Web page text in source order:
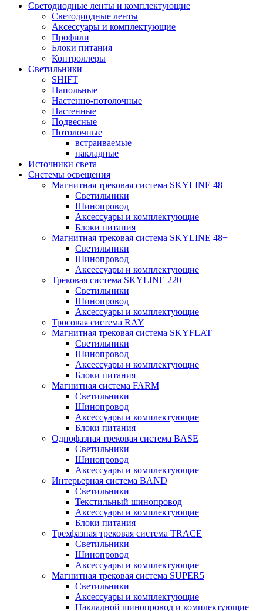
Светодиодные ленты и комплектующие
Светодиодные ленты
Аксессуары и комплектующие
Профили
Блоки питания
Контроллеры
Светильники
SHIFT
Напольные
Настенно-потолочные
Настенные
Подвесные
Потолочные
встраиваемые
накладные
Источники света
Системы освещения
Магнитная трековая система SKYLINE 48
Светильники
Шинопровод
Аксессуары и комплектующие
Блоки питания
Магнитная трековая система SKYLINE 48+
Светильники
Шинопровод
Аксессуары и комплектующие
Трековая система SKYLINE 220
Светильники
Шинопровод
Аксессуары и комплектующие
Тросовая система RAY
Магнитная трековая система SKYFLAT
Светильники
Шинопровод
Аксессуары и комплектующие
Блоки питания
Магнитная система FARM
Светильники
Шинопровод
Аксессуары и комплектующие
Блоки питания
Однофазная трековая система BASE
Светильники
Шинопровод
Аксессуары и комплектующие
Интерьерная система BAND
Светильники
Текстильный шинопровод
Аксессуары и комплектующие
Блоки питания
Трехфазная трековая система TRACE
Светильники
Шинопровод
Аксессуары и комплектующие
Магнитная трековая система SUPER5
Светильники
Аксессуары и комплектующие
Накладной шинопровод и комплектующие